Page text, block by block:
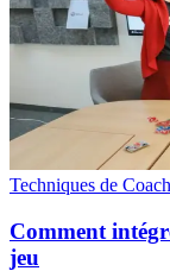
Techniques de
Comment
jeu